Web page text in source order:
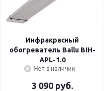
Инфракрасный
обогреватель Ballu BIH-
APL-1.0
Нет в наличии
3 090 руб.